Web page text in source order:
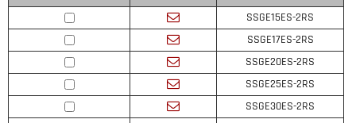
SSGE15ES-2RS
SSGE17ES-2RS
SSGE20ES-2RS
SSGE25ES-2RS
SSGE30ES-2RS